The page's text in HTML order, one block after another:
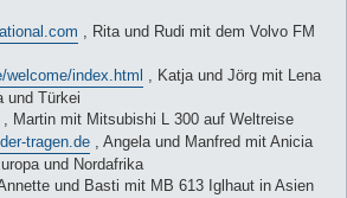
, Rita und Rudi mit dem Volvo FM
welcome/index.html , Katja und Jörg mit Lena
und Türkei
, Martin mit Mitsubishi L 300 auf Weltreise
tragen.de , Angela und Manfred mit Anicia
und Nordafrika
und Basti mit MB 613 Iglhaut in Asien